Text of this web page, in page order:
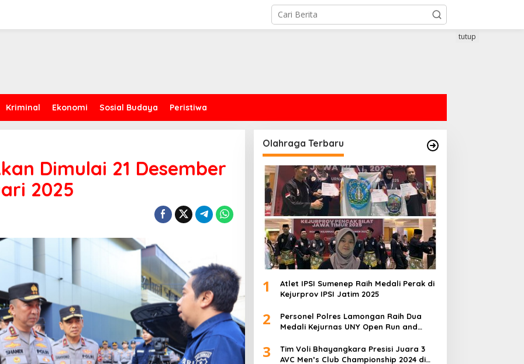
Kriminal Ekonomi Sosial Budaya Peristiwa
tutup
Dimulai 21 Desember
2025
Olahraga Terbaru
1
Atlet IPSI Sumenep Raih Medali Perak di
Kejurprov IPSI Jatim 2025
2
Personel Polres Lamongan Raih Dua
Medali Kejurnas UNY Open Run and
3
Tim Voli Bhayangkara Presisi Juara 3
AVC Men’s Club Championship 2024 di